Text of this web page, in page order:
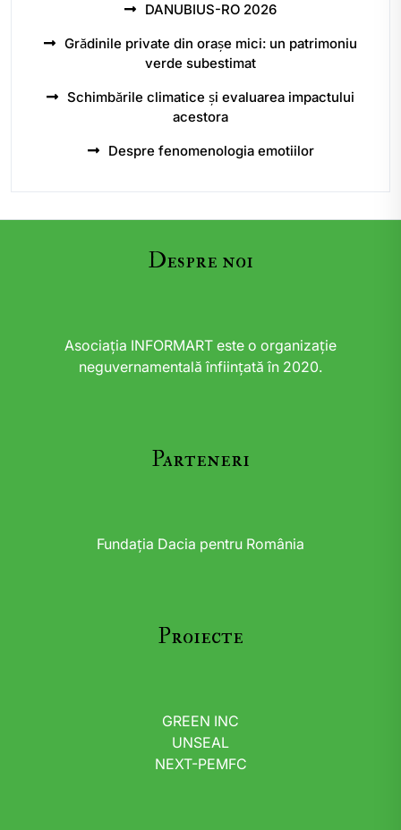
DANUBIUS-RO 2026
Grădinile private din orașe mici: un patrimoniu
verde subestimat
Schimbările climatice și evaluarea impactului
acestora
Despre fenomenologia emotiilor
Despre noi
Asociația INFORMART este o organizație
neguvernamentală înființată în 2020.
Parteneri
Fundația Dacia pentru România
Proiecte
GREEN INC
UNSEAL
NEXT-PEMFC